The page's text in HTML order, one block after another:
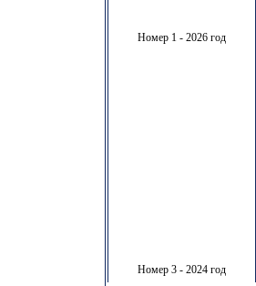
Номер 1 - 2026 год
Номер 3 - 2024 год